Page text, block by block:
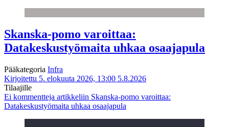
Skanska-pomo varoittaa:
Datakeskustyömaita uhkaa osaajapula
Pääkategoria Infra
Kirjoitettu 5. elokuuta 2026, 13:00 5.8.2026
Tilaajille
Ei kommentteja artikkeliin Skanska-pomo varoittaa:
Datakeskustyömaita uhkaa osaajapula